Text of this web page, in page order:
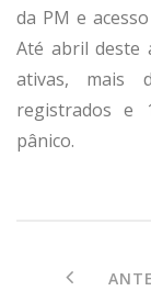
da PM e
Até abril deste
ativas, mais
registrados e
pânico.